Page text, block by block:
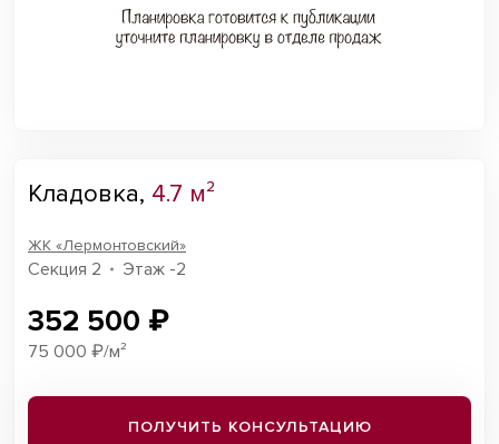
Кладовка, 4.7 м²
ЖК «Лермонтовский»
Секция 2 Этаж -2
352 500 ₽
75 000 ₽/м²
ПОЛУЧИТЬ КОНСУЛЬТАЦИЮ